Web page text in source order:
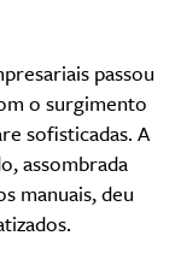
passou
o surgimento
sofisticadas. A
assombrada
manuais, deu